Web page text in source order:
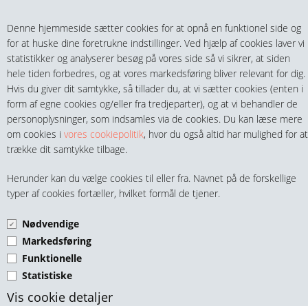
Denne hjemmeside sætter cookies for at opnå en funktionel side og
for at huske dine foretrukne indstillinger. Ved hjælp af cookies laver vi
statistikker og analyserer besøg på vores side så vi sikrer, at siden
hele tiden forbedres, og at vores markedsføring bliver relevant for dig.
Hvis du giver dit samtykke, så tillader du, at vi sætter cookies (enten i
form af egne cookies og/eller fra tredjeparter), og at vi behandler de
personoplysninger, som indsamles via de cookies. Du kan læse mere
om cookies i vores cookiepolitik, hvor du også altid har mulighed for at
trække dit samtykke tilbage.
Herunder kan du vælge cookies til eller fra. Navnet på de forskellige
typer af cookies fortæller, hvilket formål de tjener.
Nødvendige
Markedsføring
Funktionelle
Statistiske
Vis cookie detaljer
Teltech.dk 0 vare(r) i kurven
0,00 DKK
MENU
HANER & VENTILER
SLANGER, KOBLINGER & TILBEHØR
RØR & TILBEHØR
TEKNIK & AUTOMATIK
CAMLOCK HUN MED
SLANGESTUDS SORT PP
TYPE C